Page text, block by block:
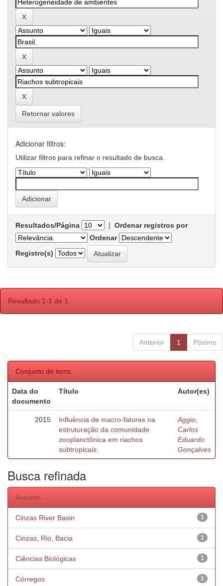
Retornar valores
Adicionar filtros:
Utilizar filtros para refinar o resultado de busca.
Resultados/Página | Ordenar registros por
Ordenar
Registro(s)
Resultado 1-1 de 1.
Anterior 1 Póximo
Conjunto de itens:
Data do
documento
Título Autor(es)
2015
Influência de macro-fatores na
estruturação da comunidade
zooplanctônica em riachos
subtropicais.
Aggio,
Carlos
Eduardo
Gonçalves
Busca refinada
Assunto
1
Cinzas River Basin
1
Cinzas, Rio, Bacia
1
Ciências Biológicas
1
Córregos